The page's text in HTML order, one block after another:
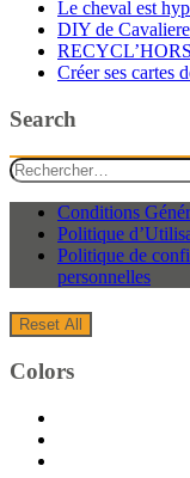
Le cheval est
DIY de
Créer ses cartes
Search
Rechercher :
Conditions
Politique
Politique de
personnelles
Reset All
Colors